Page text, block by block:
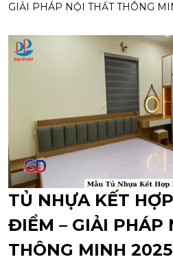
GIẢI PHÁP NỘI THẤT THÔNG
TỦ NHỰA KẾT
ĐIỂM – GIẢI PHÁP
THÔNG MINH 2025